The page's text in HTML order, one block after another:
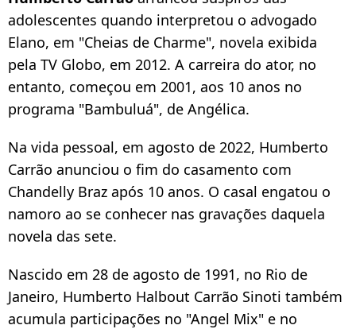
adolescentes quando interpretou o advogado
Elano, em "Cheias de Charme", novela exibida
pela TV Globo, em 2012. A carreira do ator, no
entanto, começou em 2001, aos 10 anos no
programa "Bambuluá", de Angélica.
Na vida pessoal, em agosto de 2022, Humberto
Carrão anunciou o fim do casamento com
Chandelly Braz após 10 anos. O casal engatou o
namoro ao se conhecer nas gravações daquela
novela das sete.
Nascido em 28 de agosto de 1991, no Rio de
Janeiro, Humberto Halbout Carrão Sinoti também
acumula participações no "Angel Mix" e no